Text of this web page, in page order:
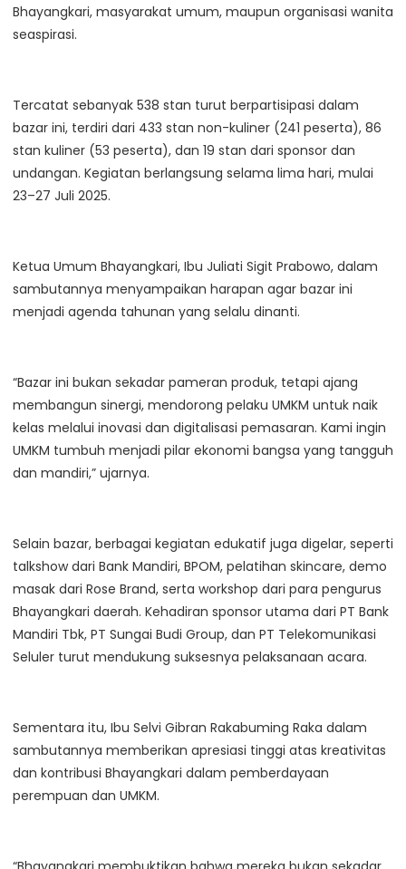
Bhayangkari, masyarakat umum, maupun organisasi wanita
seaspirasi.
Tercatat sebanyak 538 stan turut berpartisipasi dalam
bazar ini, terdiri dari 433 stan non-kuliner (241 peserta), 86
stan kuliner (53 peserta), dan 19 stan dari sponsor dan
undangan. Kegiatan berlangsung selama lima hari, mulai
23–27 Juli 2025.
Ketua Umum Bhayangkari, Ibu Juliati Sigit Prabowo, dalam
sambutannya menyampaikan harapan agar bazar ini
menjadi agenda tahunan yang selalu dinanti.
“Bazar ini bukan sekadar pameran produk, tetapi ajang
membangun sinergi, mendorong pelaku UMKM untuk naik
kelas melalui inovasi dan digitalisasi pemasaran. Kami ingin
UMKM tumbuh menjadi pilar ekonomi bangsa yang tangguh
dan mandiri,” ujarnya.
Selain bazar, berbagai kegiatan edukatif juga digelar, seperti
talkshow dari Bank Mandiri, BPOM, pelatihan skincare, demo
masak dari Rose Brand, serta workshop dari para pengurus
Bhayangkari daerah. Kehadiran sponsor utama dari PT Bank
Mandiri Tbk, PT Sungai Budi Group, dan PT Telekomunikasi
Seluler turut mendukung suksesnya pelaksanaan acara.
Sementara itu, Ibu Selvi Gibran Rakabuming Raka dalam
sambutannya memberikan apresiasi tinggi atas kreativitas
dan kontribusi Bhayangkari dalam pemberdayaan
perempuan dan UMKM.